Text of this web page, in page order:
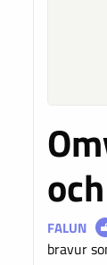
FALUN
bravur